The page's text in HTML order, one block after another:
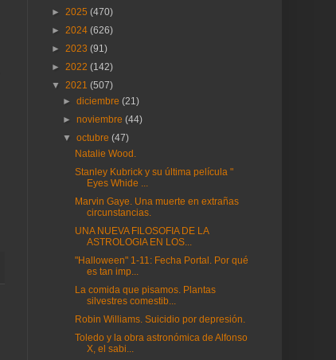
► 2025 (470)
► 2024 (626)
► 2023 (91)
► 2022 (142)
▼ 2021 (507)
►diciembre(21)
►noviembre(44)
▼octubre(47)
Natalie Wood.
Stanley Kubrick y su última película "
Eyes Whide ...
Marvin Gaye. Una muerte en extrañas
circunstancias.
UNA NUEVA FILOSOFIA DE LA
ASTROLOGIA EN LOS...
"Halloween" 1-11: Fecha Portal. Por qué
es tan imp...
La comida que pisamos. Plantas
silvestres comestib...
Robin Williams. Suicidio por depresión.
Toledo y la obra astronómica de Alfonso
X, el sabi...